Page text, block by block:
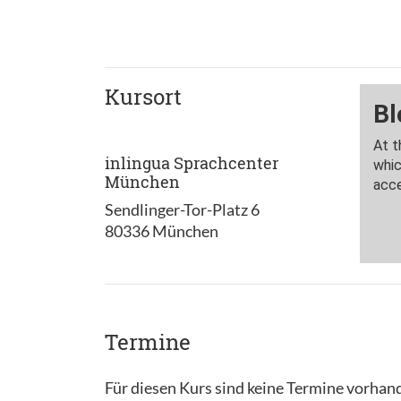
Kursort
inlingua Sprachcenter
München
Sendlinger-Tor-Platz 6
80336 München
Termine
Für diesen Kurs sind keine Termine